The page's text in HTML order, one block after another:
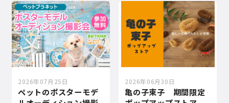
2026年07月25日
ペットのポスターモデ
2026年06月30日
亀の子束子 期間限定